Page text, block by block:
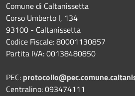
Comune di Caltanissetta
Corso Umberto I, 134
93100 - Caltanissetta
Codice Fiscale: 80001130857
Partita IVA: 00138480850
PEC:
Centralino: 093474111